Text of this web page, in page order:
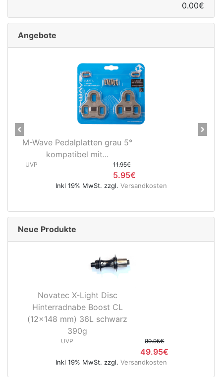
0.00€
Angebote
M-Wave Pedalplatten grau 5°
kompatibel mit...
UVP 11.95€
5.95€
Inkl 19% MwSt. zzgl. Versandkosten
Previous Next
Neue Produkte
Novatec X-Light Disc
Hinterradnabe Boost CL
(12x148 mm) 36L schwarz
390g
UVP 89.95€
49.95€
Inkl 19% MwSt. zzgl. Versandkosten